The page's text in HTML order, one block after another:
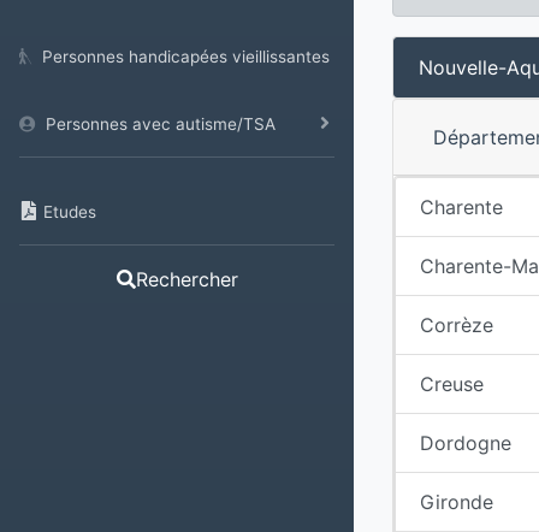
Personnes handicapées vieillissantes
Personnes avec autisme/TSA
Etudes
Rechercher
Nouvelle-
Charente
Charente-
Corrèze
Creuse
Dordogne
Gironde